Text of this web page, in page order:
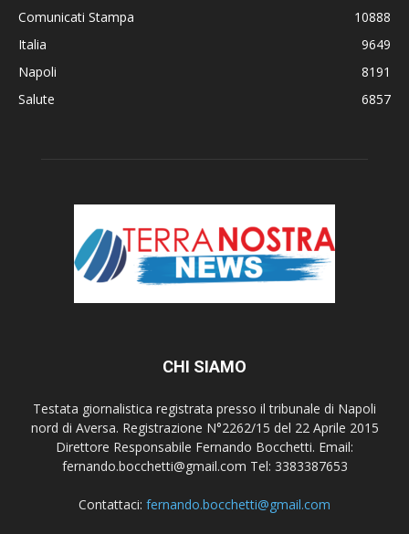
Comunicati Stampa
10888
Italia
9649
Napoli
8191
Salute
6857
CHI SIAMO
Testata giornalistica registrata presso il tribunale di Napoli
nord di Aversa. Registrazione N°2262/15 del 22 Aprile 2015
Direttore Responsabile Fernando Bocchetti. Email:
fernando.bocchetti@gmail.com Tel: 3383387653
Contattaci: fernando.bocchetti@gmail.com